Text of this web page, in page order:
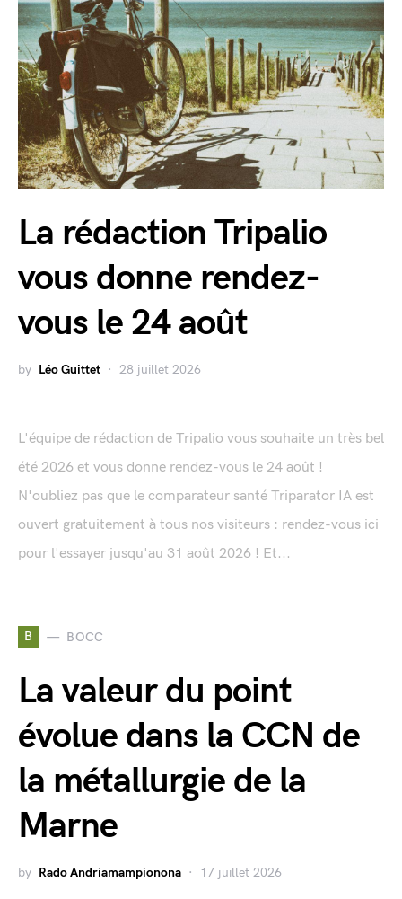
La rédaction Tripalio
vous donne rendez-
vous le 24 août
by Léo Guittet 28 juillet 2026
L'équipe de rédaction de Tripalio vous souhaite un très bel
été 2026 et vous donne rendez-vous le 24 août !
N'oubliez pas que le comparateur santé Triparator IA est
ouvert gratuitement à tous nos visiteurs : rendez-vous ici
pour l'essayer jusqu'au 31 août 2026 ! Et...
B BOCC
La valeur du point
évolue dans la CCN de
la métallurgie de la
Marne
by Rado Andriamampionona 17 juillet 2026